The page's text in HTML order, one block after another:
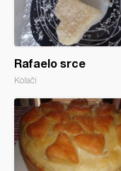
Rafaelo srce
Kolači